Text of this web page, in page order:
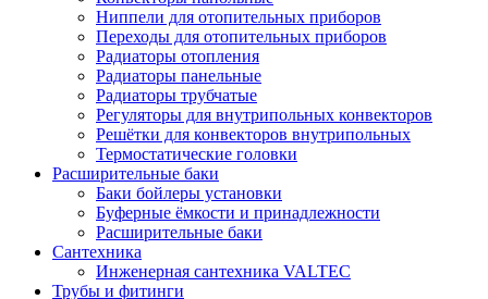
Ниппели для отопительных приборов
Переходы для отопительных приборов
Радиаторы отопления
Радиаторы панельные
Радиаторы трубчатые
Регуляторы для внутрипольных конвекторов
Решётки для конвекторов внутрипольных
Термостатические головки
Расширительные баки
Баки бойлеры установки
Буферные ёмкости и принадлежности
Расширительные баки
Сантехника
Инженерная сантехника VALTEC
Трубы и фитинги